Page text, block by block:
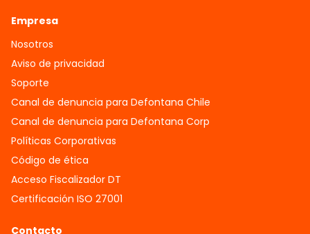
Empresa
Nosotros
Aviso de privacidad
Soporte
Canal de denuncia para Defontana Chile
Canal de denuncia para Defontana Corp
Políticas Corporativas
Código de ética
Acceso Fiscalizador DT
Certificación ISO 27001
Contacto